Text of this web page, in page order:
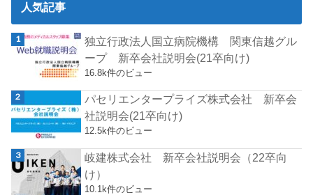
人気記事
独立行政法人国立病院機構 関東信越グル
ープ 新卒会社説明会(21卒向け)
16.8k件のビュー
パセリエンタープライズ株式会社 新卒会
社説明会(21卒向け)
12.5k件のビュー
岐建株式会社 新卒会社説明会（22卒向
け）
10.1k件のビュー